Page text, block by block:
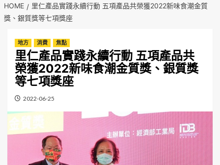
HOME
里仁產品實踐永續行動 五項產品共榮獲2022新味食潮金質
獎、銀質獎等七項獎座
地方 消費 焦點
里仁產品實踐永續行動 五項產品共
榮獲2022新味食潮金質獎、銀質獎
等七項獎座
2022-06-25